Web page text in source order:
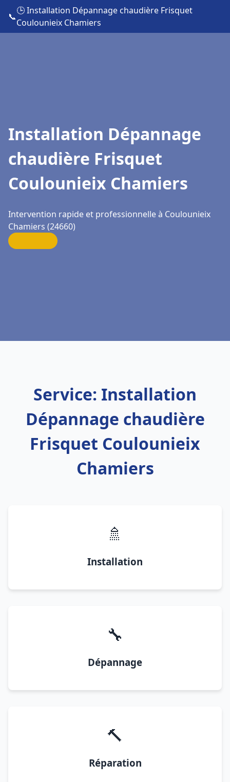
📞
🕒 Installation Dépannage chaudière Frisquet
Coulounieix Chamiers
Installation Dépannage
chaudière Frisquet
Coulounieix Chamiers
Intervention rapide et professionnelle à Coulounieix
Chamiers (24660)
Service: Installation
Dépannage chaudière
Frisquet Coulounieix
Chamiers
🚿
Installation
🔧
Dépannage
🔨
Réparation